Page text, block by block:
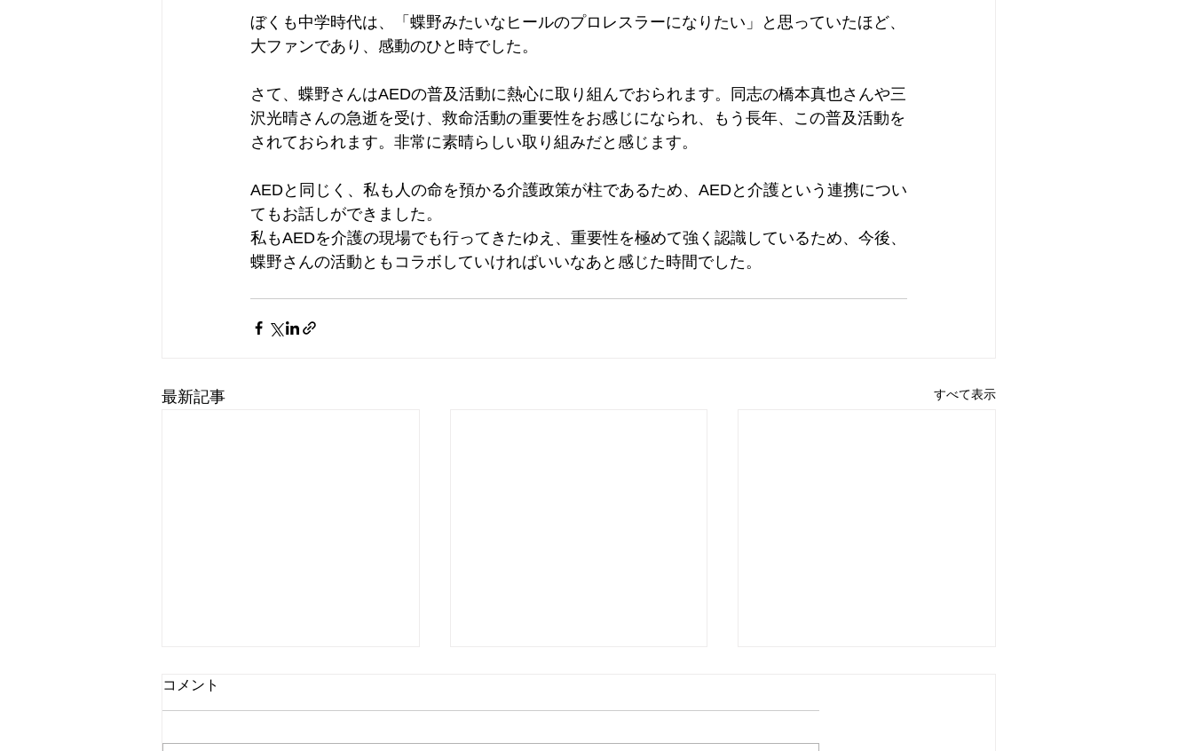
ぼくも中学時代は、「蝶野みたいなヒールのプロレスラーになりたい」と思っていたほど、
大ファンであり、感動のひと時でした。
さて、蝶野さんはAEDの普及活動に熱心に取り組んでおられます。同志の橋本真也さんや三
沢光晴さんの急逝を受け、救命活動の重要性をお感じになられ、もう長年、この普及活動を
されておられます。非常に素晴らしい取り組みだと感じます。
AEDと同じく、私も人の命を預かる介護政策が柱であるため、AEDと介護という連携につい
てもお話しができました。
私もAEDを介護の現場でも行ってきたゆえ、重要性を極めて強く認識しているため、今後、
蝶野さんの活動ともコラボしていければいいなあと感じた時間でした。
最新記事 すべて表示
コメント